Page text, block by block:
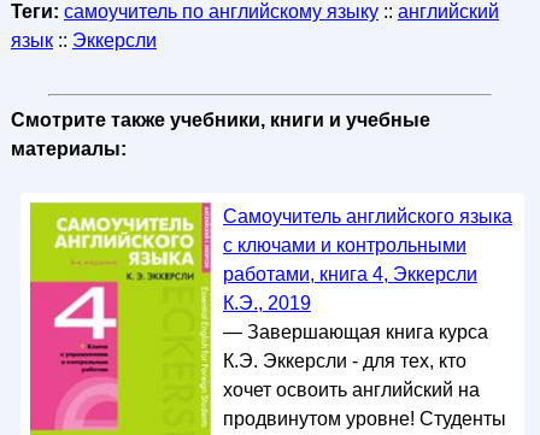
Теги: самоучитель по английскому языку:: английский
язык:: Эккерсли
Смотрите также учебники, книги и учебные
материалы:
Самоучитель английского языка
с ключами и контрольными
работами, книга 4, Эккерсли
К.Э., 2019
— Завершающая книга курса
К.Э. Эккерсли - для тех, кто
хочет освоить английский на
продвинутом уровне! Студенты